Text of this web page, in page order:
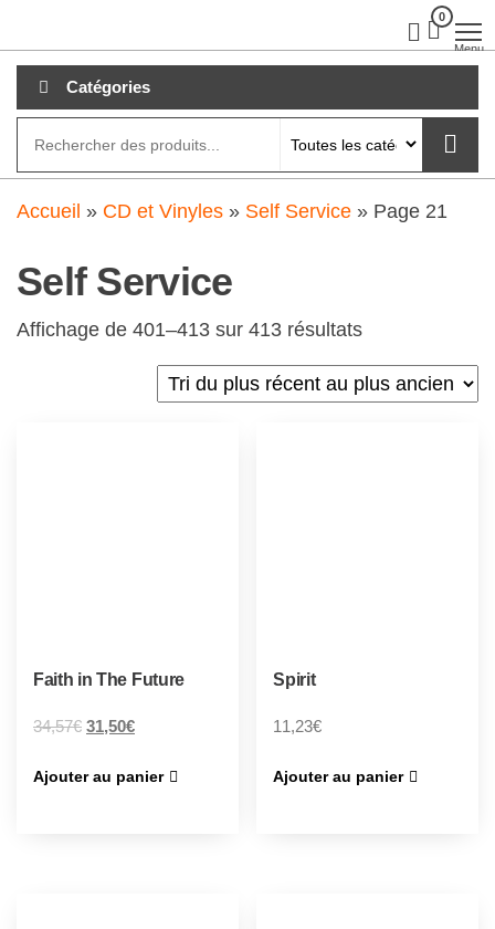
au
contenu
0
Menu
Catégories
Accueil » CD et Vinyles » Self Service » Page 21
Self Service
Affichage de 401–413 sur 413 résultats
Faith in The Future
34,57€ 31,50€
Ajouter au panier
Spirit
11,23€
Ajouter au panier